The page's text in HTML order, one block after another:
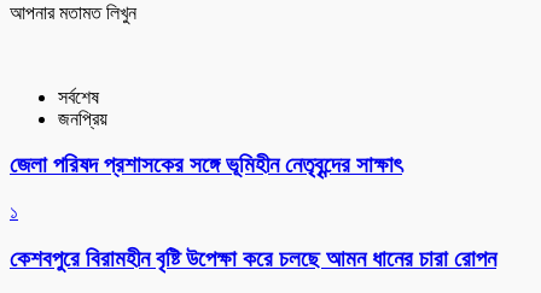
আপনার মতামত লিখুন
সর্বশেষ
জনপ্রিয়
জেলা পরিষদ প্রশাসকের সঙ্গে ভূমিহীন নেতৃবৃন্দের সাক্ষাৎ
১
কেশবপুরে বিরামহীন বৃষ্টি উপেক্ষা করে চলছে আমন ধানের চারা রোপন